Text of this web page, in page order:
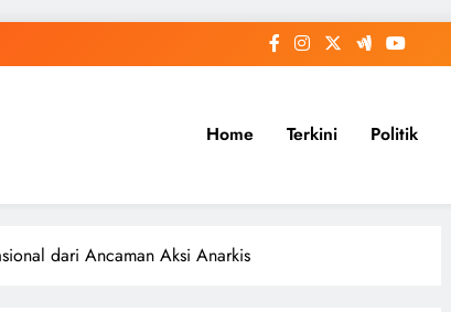
Home Terkini Politik
dari Ancaman Aksi Anarkis